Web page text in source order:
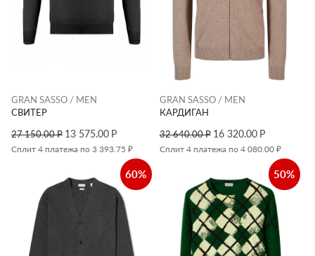
GRAN SASSO / MEN
СВИТЕР
27 150.00Р 13 575.00 Р
Сплит 4 платежа по 3 393.75 ₽
GRAN SASSO / MEN
КАРДИГАН
32 640.00Р 16 320.00 Р
Сплит 4 платежа по 4 080.00 ₽
60% 50%